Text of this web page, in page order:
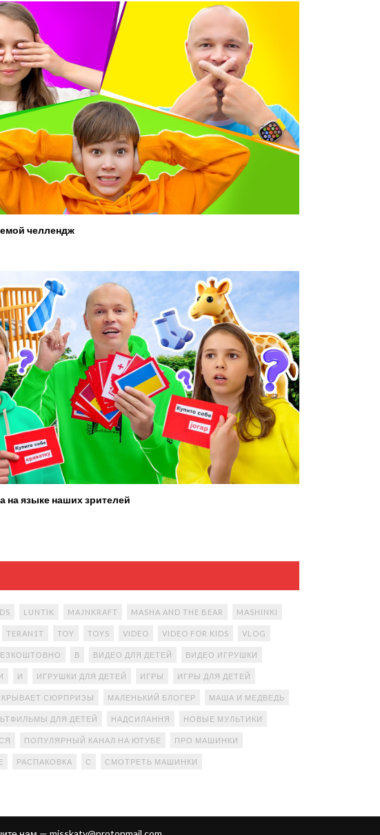
челлендж
на языке наших зрителей
LUNTIK MAJNKRAFT MASHA AND THE BEAR MASHINKI
TERAN1T TOY TOYS VIDEO VIDEO FOR KIDS VLOG
В ВИДЕО ДЛЯ ДЕТЕЙ ВИДЕО ИГРУШКИ
И ИГРУШКИ ДЛЯ ДЕТЕЙ ИГРЫ ИГРЫ ДЛЯ ДЕТЕЙ
СЮРПРИЗЫ МАЛЕНЬКИЙ БЛОГЕР МАША И МЕДВЕДЬ
ДЛЯ ДЕТЕЙ НАДСИЛАННЯ НОВЫЕ МУЛЬТИКИ
ПОПУЛЯРНЫЙ КАНАЛ НА ЮТУБЕ ПРО МАШИНКИ
РАСПАКОВКА С СМОТРЕТЬ МАШИНКИ